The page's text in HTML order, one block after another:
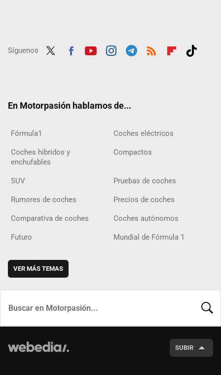
Síguenos
En Motorpasión hablamos de...
Fórmula1 Coches eléctricos
Coches híbridos y
enchufables
Compactos
SUV Pruebas de coches
Rumores de coches Precios de coches
Comparativa de coches Coches autónomos
Futuro Mundial de Fórmula 1
VER MÁS TEMAS
SUBIR